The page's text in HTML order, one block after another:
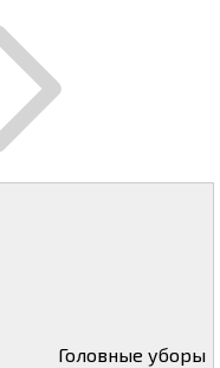
Головные уборы